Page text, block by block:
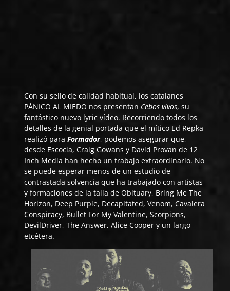
Con su sello de calidad habitual, los catalanes
PÁNICO AL MIEDO nos presentan Cebos vivos, su
fantástico nuevo lyric vídeo. Recorriendo todos los
detalles de la genial portada que el mítico Ed Repka
realizó paraFormador, podemos asegurar que,
desde Escocia, Craig Gowans y David Provan de 12
Inch Media han hecho un trabajo extraordinario. No
se puede esperar menos de un estudio de
contrastada solvencia que ha trabajado con artistas
y formaciones de la talla de Obituary, Bring Me The
Horizon, Deep Purple, Decapitated, Venom, Cavalera
Conspiracy, Bullet For My Valentine, Scorpions,
DevilDriver, The Answer, Alice Cooper y un largo
etcétera.